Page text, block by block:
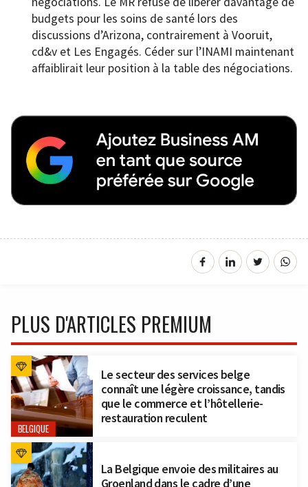
budgets pour les soins de santé lors des
discussions d’Arizona, contrairement à Vooruit,
cd&v et Les Engagés. Céder sur l’INAMI maintenant
affaiblirait leur position à la table des négociations.
PLUS D'ARTICLES PREMIUM
BELGIQUE
Le secteur des services belge
connaît une légère croissance, tandis
que le commerce et l’hôtellerie-
restauration reculent
La Belgique envoie des militaires au
Groenland dans le cadre d’une